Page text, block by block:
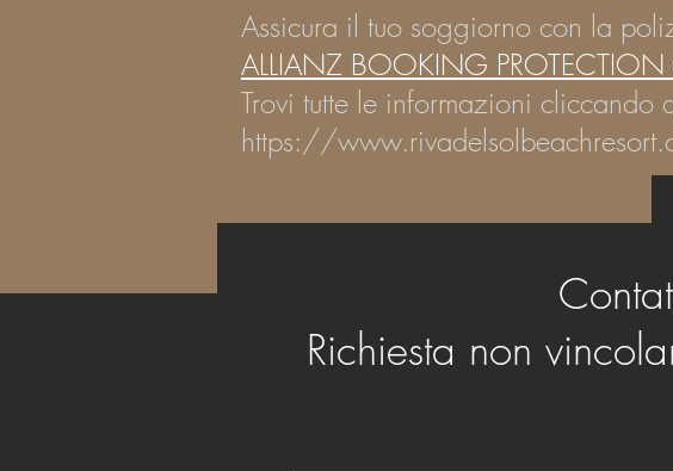
Assicura il tuo soggiorno con la
ALLIANZ BOOKING PROTECTION
Trovi tutte le informazioni cliccando
https://
Richiesta non